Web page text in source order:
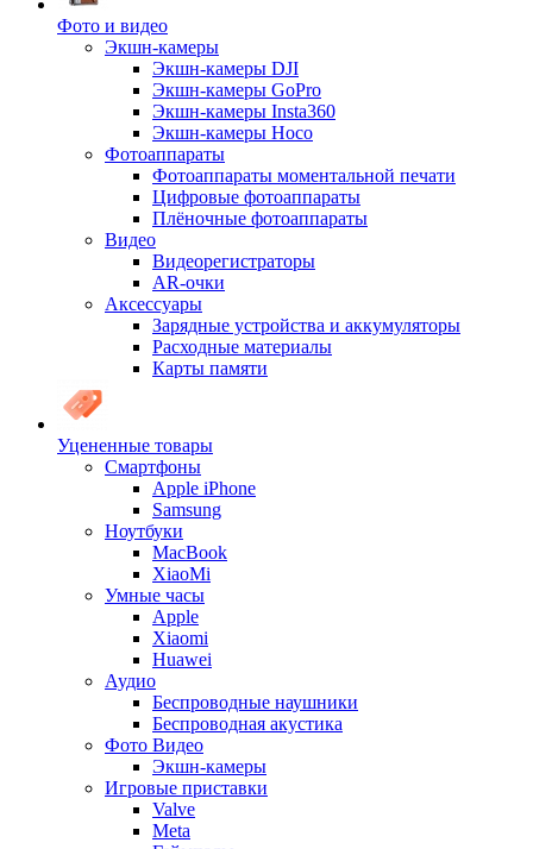
Фото и видео
Экшн-камеры
Экшн-камеры DJI
Экшн-камеры GoPro
Экшн-камеры Insta360
Экшн-камеры Hoco
Фотоаппараты
Фотоаппараты моментальной печати
Цифровые фотоаппараты
Плёночные фотоаппараты
Видео
Видеорегистраторы
AR-очки
Аксессуары
Зарядные устройства и аккумуляторы
Расходные материалы
Карты памяти
Уцененные товары
Cмартфоны
Apple iPhone
Samsung
Ноутбуки
MacBook
XiaoMi
Умные часы
Apple
Xiaomi
Huawei
Аудио
Беспроводные наушники
Беспроводная акустика
Фото Видео
Экшн-камеры
Игровые приставки
Valve
Meta